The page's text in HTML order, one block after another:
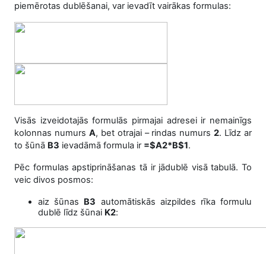
piemērotas dublēšanai, var ievadīt vairākas formulas:
Visās izveidotajās formulās pirmajai adresei ir nemainīgs
kolonnas numurs A, bet otrajai – rindas numurs2. Līdz ar
to šūnā B3 ievadāmā formula ir =$A2*B$1.
Pēc formulas apstiprināšanas tā ir jādublē visā tabulā. To
veic divos posmos:
aiz šūnas B3 automātiskās aizpildes rīka formulu
dublē līdz šūnai K2: